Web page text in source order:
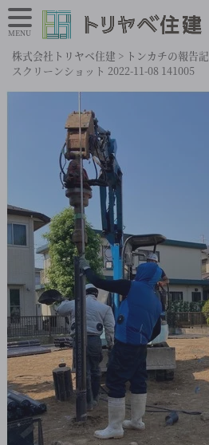
株式会社トリヤベ住建 > トンカチの報告記
スクリーンショット 2022-11-08 141005
MENU